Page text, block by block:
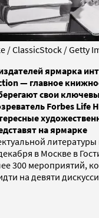
/ ClassicStock / Getty
ярмарка
— главное
свои
Forbes Life
на ярмарке
в Москве в
300 мероприятий,
на девяти